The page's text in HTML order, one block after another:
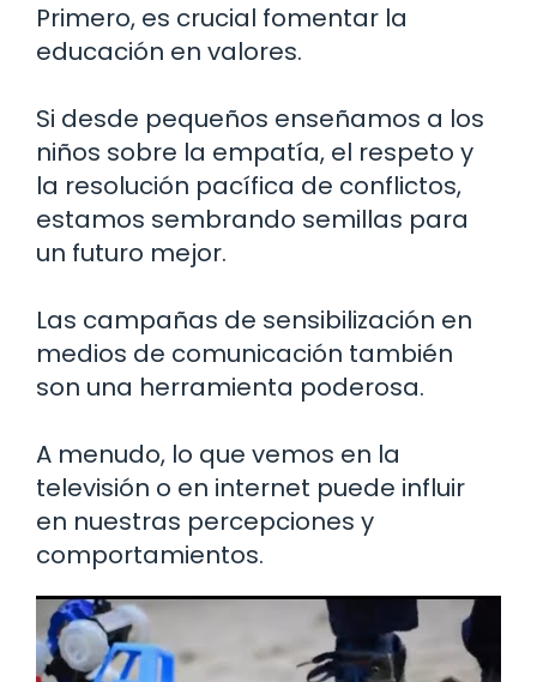
Primero, es crucial fomentar la
educación en valores.
Si desde pequeños enseñamos a los
niños sobre la empatía, el respeto y
la resolución pacífica de conflictos,
estamos sembrando semillas para
un futuro mejor.
Las campañas de sensibilización en
medios de comunicación también
son una herramienta poderosa.
A menudo, lo que vemos en la
televisión o en internet puede influir
en nuestras percepciones y
comportamientos.